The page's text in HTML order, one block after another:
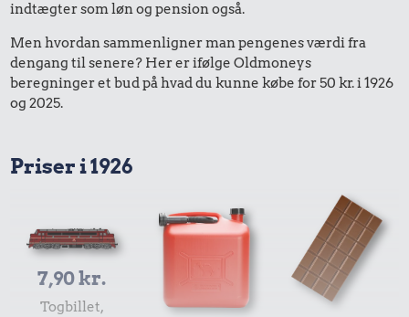
indtægter som løn og pension også.
Men hvordan sammenligner man pengenes værdi fra
dengang til senere? Her er ifølge Oldmoneys
beregninger et bud på hvad du kunne købe for 50 kr. i 1926
og 2025.
Priser i 1926
7,90 kr.
Togbillet,